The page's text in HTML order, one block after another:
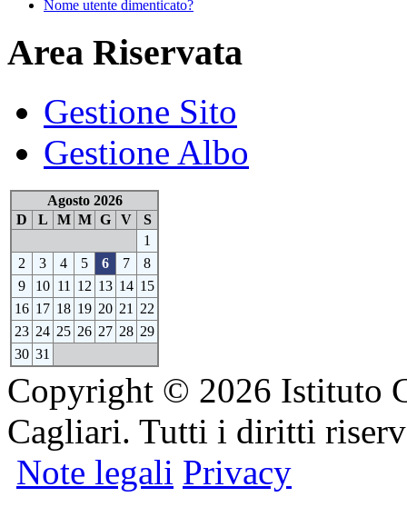
Nome utente dimenticato?
Area Riservata
Gestione Sito
Gestione Albo
Agosto 2026
D
L M M G V
S
1
2
3 4 5 6 7
8
9
10 11 12 13 14 15
16 17 18 19 20 21
22
23 24 25 26 27 28 29
30 31
Copyright © 2026 Istituto
Cagliari. Tutti i diritti
Note legali Privacy